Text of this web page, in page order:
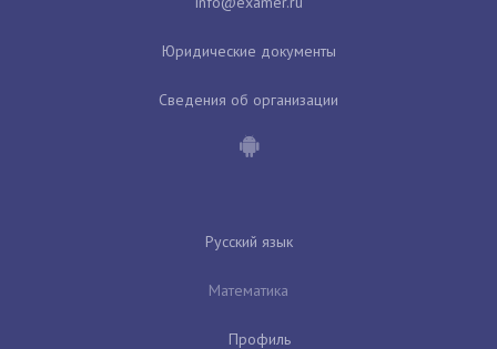
Юридические документы
Сведения об организации
Русский язык
Математика
Профиль